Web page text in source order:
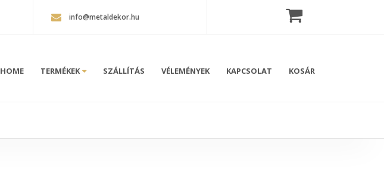
info@metaldekor.hu
HOME TERMÉKEK SZÁLLÍTÁS VÉLEMÉNYEK KAPCSOLAT KOSÁR